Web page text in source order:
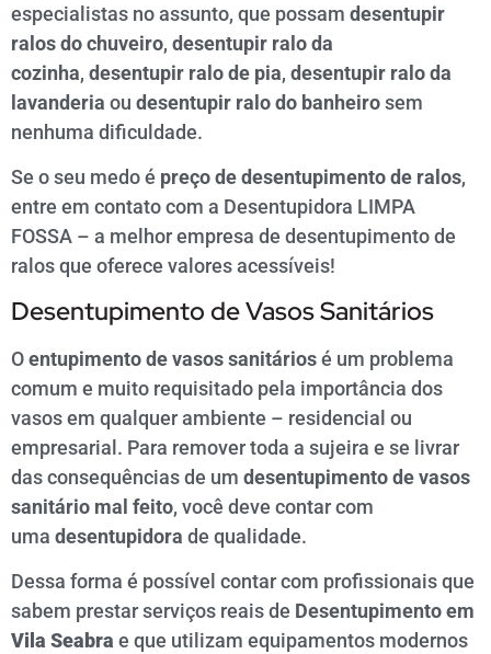
especialistas no assunto, que possam desentupir
ralos do chuveiro, desentupir ralo da
cozinha, desentupir ralo de pia, desentupir ralo da
lavanderia ou desentupir ralo do banheirosem
nenhuma dificuldade.
Se o seu medo é preço de desentupimento de ralos,
entre em contato com a Desentupidora LIMPA
FOSSA – a melhor empresa de desentupimento de
ralos que oferece valores acessíveis!
Desentupimento de Vasos Sanitários
Oentupimento de vasos sanitáriosé um problema
comum e muito requisitado pela importância dos
vasos em qualquer ambiente – residencial ou
empresarial. Para remover toda a sujeira e se livrar
das consequências de um desentupimento de vasos
sanitário mal feito, você deve contar com
uma desentupidora de qualidade.
Dessa forma é possível contar com profissionais que
sabem prestar serviços reais de Desentupimento em
Vila Seabra e que utilizam equipamentos modernos